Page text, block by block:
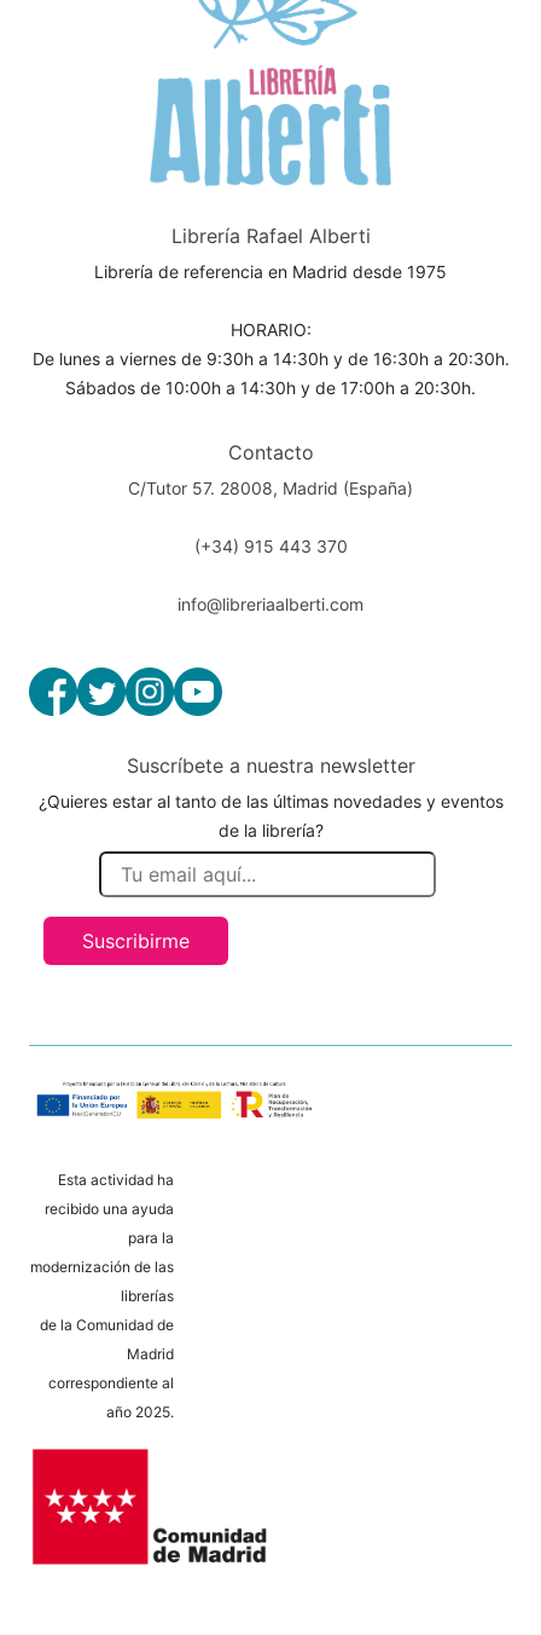
Librería Rafael Alberti
Librería de referencia en Madrid desde 1975
HORARIO:
De lunes a viernes de 9:30h a 14:30h y de 16:30h a 20:30h.
Sábados de 10:00h a 14:30h y de 17:00h a 20:30h.
Contacto
C/Tutor 57. 28008, Madrid (España)
(+34) 915 443 370
info@libreriaalberti.com
Suscríbete a nuestra newsletter
¿Quieres estar al tanto de las últimas novedades y eventos
de la librería?
Suscribirme
Esta actividad ha
recibido una ayuda
para la
modernización de las
librerías
de la Comunidad de
Madrid
correspondiente al
año 2025.